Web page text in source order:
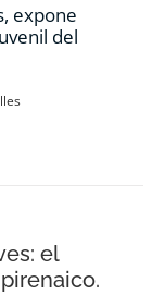
expone
del
el